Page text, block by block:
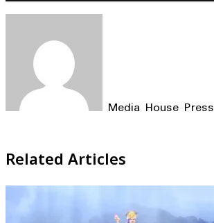
Media House Press
Related Articles